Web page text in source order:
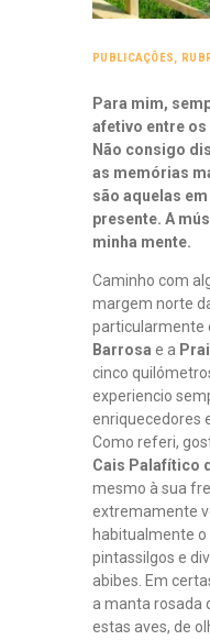
PUBLICAÇÕES,
Para mim,
afetivo entre os
Não consigo
as memórias
são aquelas
presente. A
minha mente.
Caminho com
margem norte
particularmente
Barrosa e a
cinco
experiencio
enriquecedores
Como referi,
Cais Palafítico
mesmo à sua
extremamente
habitualmente
pintassilgos e
abibes. Em
a manta rosada
estas aves, de